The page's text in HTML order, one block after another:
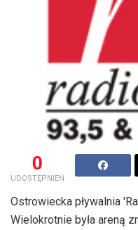
0
UDOSTĘPNIEŃ
Ostrowiecka pływalnia
Wielokrotnie była areną